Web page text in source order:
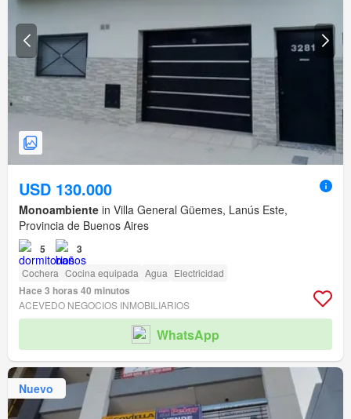
USD 130.000
Monoambiente in Villa General Güemes, Lanús Este,
Provincia de Buenos Aires
5 3
Cochera Cocina equipada Agua Electricidad
Hace 3 horas 40 minutos
ACEVEDO NEGOCIOS INMOBILIARIOS
WhatsApp
Nuevo